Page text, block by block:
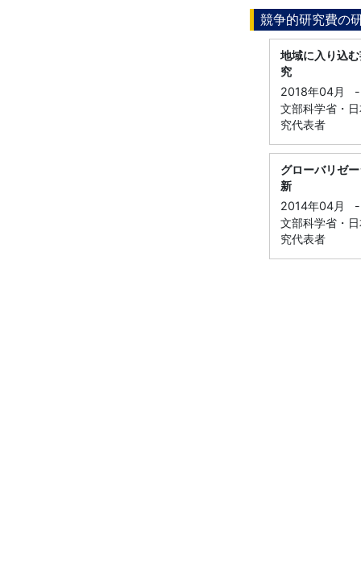
競争的研究費の
地域に入り込
究
2018年04月
-
文部科学省・
究代表者
グローバリゼ
新
2014年04月
-
文部科学省・
究代表者